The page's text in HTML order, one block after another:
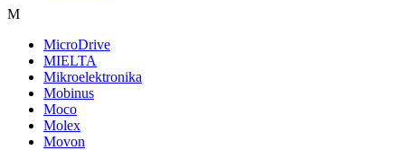
M
MicroDrive
MIELTA
Mikroelektronika
Mobinus
Moco
Molex
Movon